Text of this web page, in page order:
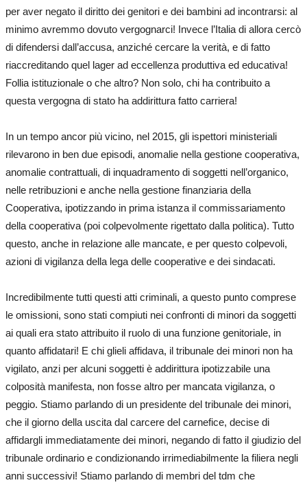
per aver negato il diritto dei genitori e dei bambini ad incontrarsi: al
minimo avremmo dovuto vergognarci! Invece l’Italia di allora cercò
di difendersi dall’accusa, anziché cercare la verità, e di fatto
riaccreditando quel lager ad eccellenza produttiva ed educativa!
Follia istituzionale o che altro? Non solo, chi ha contribuito a
questa vergogna di stato ha addirittura fatto carriera!
In un tempo ancor più vicino, nel 2015, gli ispettori ministeriali
rilevarono in ben due episodi, anomalie nella gestione cooperativa,
anomalie contrattuali, di inquadramento di soggetti nell’organico,
nelle retribuzioni e anche nella gestione finanziaria della
Cooperativa, ipotizzando in prima istanza il commissariamento
della cooperativa (poi colpevolmente rigettato dalla politica). Tutto
questo, anche in relazione alle mancate, e per questo colpevoli,
azioni di vigilanza della lega delle cooperative e dei sindacati.
Incredibilmente tutti questi atti criminali, a questo punto comprese
le omissioni, sono stati compiuti nei confronti di minori da soggetti
ai quali era stato attribuito il ruolo di una funzione genitoriale, in
quanto affidatari! E chi glieli affidava, il tribunale dei minori non ha
vigilato, anzi per alcuni soggetti è addirittura ipotizzabile una
colposità manifesta, non fosse altro per mancata vigilanza, o
peggio. Stiamo parlando di un presidente del tribunale dei minori,
che il giorno della uscita dal carcere del carnefice, decise di
affidargli immediatamente dei minori, negando di fatto il giudizio del
tribunale ordinario e condizionando irrimediabilmente la filiera negli
anni successivi! Stiamo parlando di membri del tdm che